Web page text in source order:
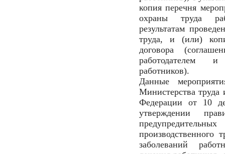
копия перечня
охраны труда
результатам
труда, и (или)
договора
работодателем
работников).
Данные
Министерства
Федерации от 10
утверждении
производственного
заболеваний